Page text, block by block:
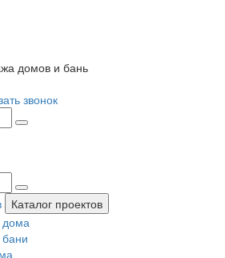
домов и бань
звонок
Каталог проектов
дома